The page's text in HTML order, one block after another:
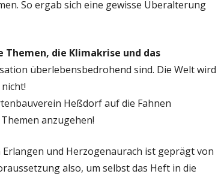
So ergab sich eine gewisse Überalterung
Themen, die Klimakrise und das
überlebensbedrohend sind. Die Welt wird
Heßdorf auf die Fahnen
anzugehen!
und Herzogenaurach ist geprägt von
also, um selbst das Heft in die